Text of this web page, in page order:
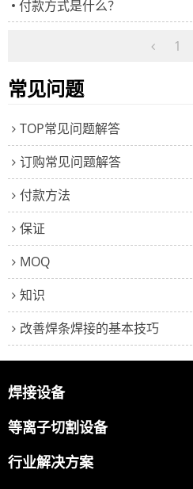
付款方式是什么？
1
常见问题
TOP常见问题解答
订购常见问题解答
付款方法
保证
MOQ
知识
改善焊条焊接的基本技巧
焊接设备
等离子切割设备
行业解决方案